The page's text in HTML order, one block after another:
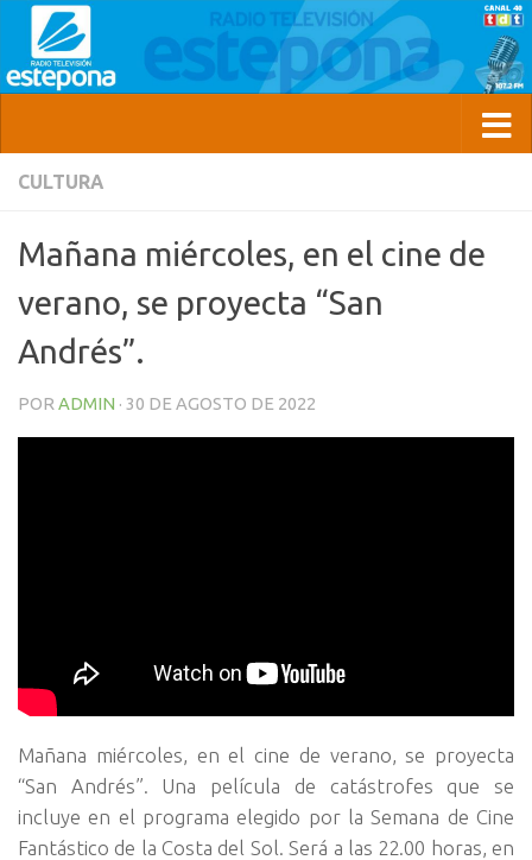
CULTURA
Mañana miércoles, en el cine de
verano, se proyecta “San
Andrés”.
POR ADMIN · 30 DE AGOSTO DE 2022
Mañana miércoles, en el cine de verano, se proyecta
“San Andrés”. Una película de catástrofes que se
incluye en el programa elegido por la Semana de Cine
Fantástico de la Costa del Sol. Será a las 22.00 horas, en